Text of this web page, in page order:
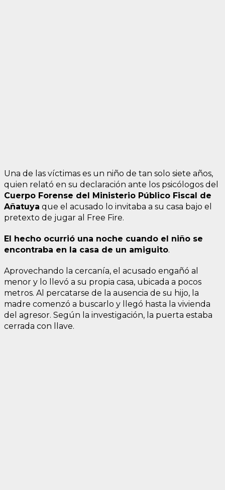
Una de las víctimas es un niño de tan solo siete años,
quien relató en su declaración ante los psicólogos del
Cuerpo Forense del Ministerio Público Fiscal de
Añatuya que el acusado lo invitaba a su casa bajo el
pretexto de jugar al Free Fire.
El hecho ocurrió una noche cuando el niño se
encontraba en la casa de un amiguito.
Aprovechando la cercanía, el acusado engañó al
menor y lo llevó a su propia casa, ubicada a pocos
metros. Al percatarse de la ausencia de su hijo, la
madre comenzó a buscarlo y llegó hasta la vivienda
del agresor. Según la investigación, la puerta estaba
cerrada con llave.